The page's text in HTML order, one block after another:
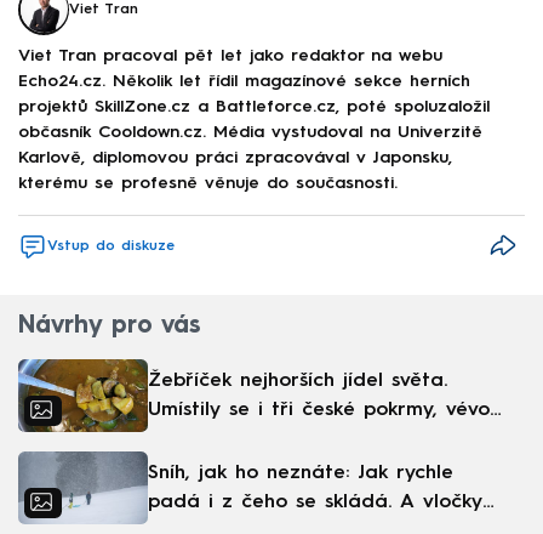
Viet Tran
Viet Tran pracoval pět let jako redaktor na webu
Echo24.cz. Několik let řídil magazínové sekce herních
projektů SkillZone.cz a Battleforce.cz, poté spoluzaložil
občasník Cooldown.cz. Média vystudoval na Univerzitě
Karlově, diplomovou práci zpracovával v Japonsku,
kterému se profesně věnuje do současnosti.
Vstup do diskuze
Návrhy pro vás
Žebříček nejhorších jídel světa.
Umístily se i tři české pokrmy, vévodí
Sníh, jak ho neznáte: Jak rychle
padá i z čeho se skládá. A vločky